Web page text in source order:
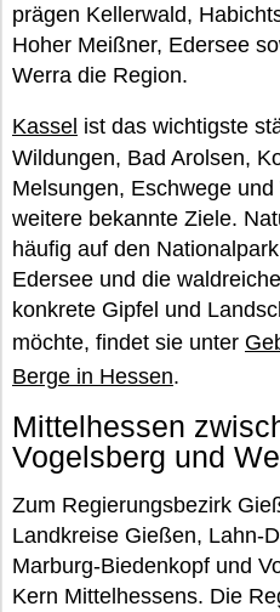
prägen Kellerwald,
Hoher Meißner, Edersee
Werra die Region.
Kassel ist das wichtigste
Wildungen, Bad Arolsen,
Melsungen, Eschwege
weitere bekannte Ziele.
häufig auf den
Edersee und die
konkrete Gipfel und
möchte, findet sie unter
Berge in Hessen.
Mittelhessen
Vogelsberg und
Zum Regierungsbezirk
Landkreise Gießen, Lahn-
Marburg-Biedenkopf und
Kern Mittelhessens. Die